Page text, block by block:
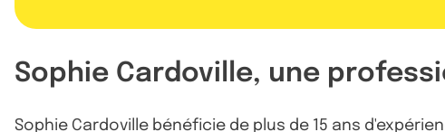
Sophie Cardoville, une
Sophie Cardoville bénéficie de plus de 15 ans